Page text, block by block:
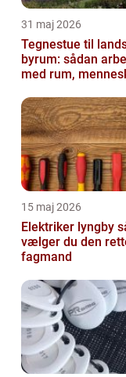
31 maj 2026
Tegnestue til
byrum: sådan
med rum,
15 maj 2026
Elektriker lyngby sådan
vælger du den
fagmand